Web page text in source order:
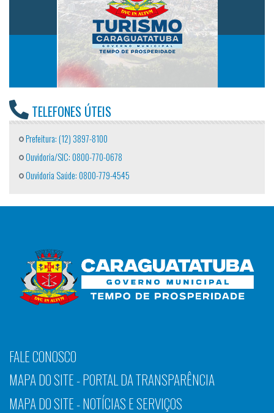
TELEFONES ÚTEIS
Prefeitura: (12) 3897-8100
Ouvidoria/SIC: 0800-770-0678
Ouvidoria Saúde: 0800-779-4545
FALE CONOSCO
MAPA DO SITE - PORTAL DA TRANSPARÊNCIA
MAPA DO SITE - NOTÍCIAS E SERVIÇOS